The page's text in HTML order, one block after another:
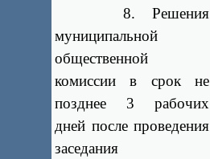
8. Решения
муниципальной
общественной
комиссии в срок не
позднее 3 рабочих
дней после проведения
заседания